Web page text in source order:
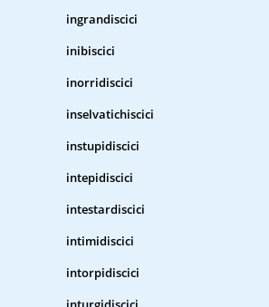
ingrandiscici
inibiscici
inorridiscici
inselvatichiscici
instupidiscici
intepidiscici
intestardiscici
intimidiscici
intorpidiscici